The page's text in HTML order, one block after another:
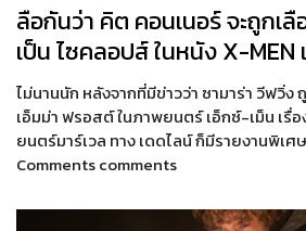
ลือกันว่า คิต คอนเนอร์ จะถูกเ
เป็น ไซคลอปส์ ในหนัง X-MEN
ไม่นานนัก หลังจากที่มีข่าวว่า ซามาร่า วีฟวิ่ง
เอ็มม่า ฟรอสต์ ในภาพยนตร์ เอ็กซ์-เม็น เรื่
ยนตร์มาร์เวล ทาง เดดไลน์ ก็มีรายงานพิเ
Comments comments